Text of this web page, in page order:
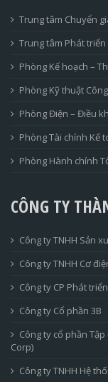
Trung tâm Chuyển
Trung tâm Phát
Phòng Kế hoạch –
Phòng Kỹ thuật
Phòng Điện – Điều
Phòng Tài chính Kế
Phòng Hành chính
CÔNG TY
Công ty TNHH Sản
Công ty TNHH Cơ
Công ty CP Phát
Công ty Cổ phần 3B
Công ty cổ phần
Corp)
Công ty TNHH Hệ